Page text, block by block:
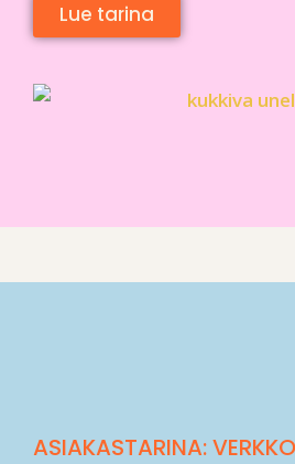
Lue tarina
ASIAKASTARINA: